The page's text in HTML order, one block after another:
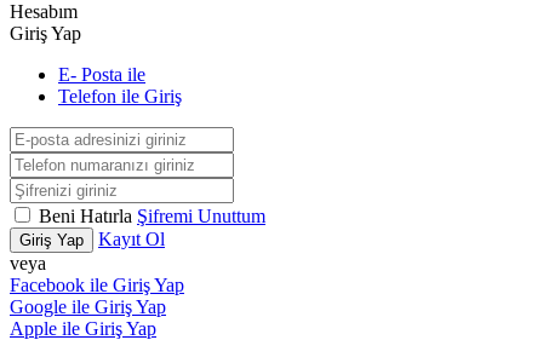
Hesabım
Giriş Yap
E- Posta ile
Telefon ile Giriş
Beni Hatırla Şifremi Unuttum
Giriş Yap
Kayıt Ol
veya
Facebook ile Giriş Yap
Google ile Giriş Yap
Apple ile Giriş Yap